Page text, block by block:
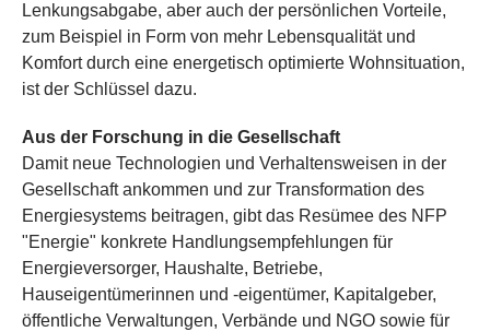
Lenkungsabgabe, aber auch der persönlichen Vorteile,
zum Beispiel in Form von mehr Lebensqualität und
Komfort durch eine energetisch optimierte Wohnsituation,
ist der Schlüssel dazu.
Aus der Forschung in die Gesellschaft
Damit neue Technologien und Verhaltensweisen in der
Gesellschaft ankommen und zur Transformation des
Energiesystems beitragen, gibt das Resümee des NFP
"Energie" konkrete Handlungsempfehlungen für
Energieversorger, Haushalte, Betriebe,
Hauseigentümerinnen und -eigentümer, Kapitalgeber,
öffentliche Verwaltungen, Verbände und NGO sowie für